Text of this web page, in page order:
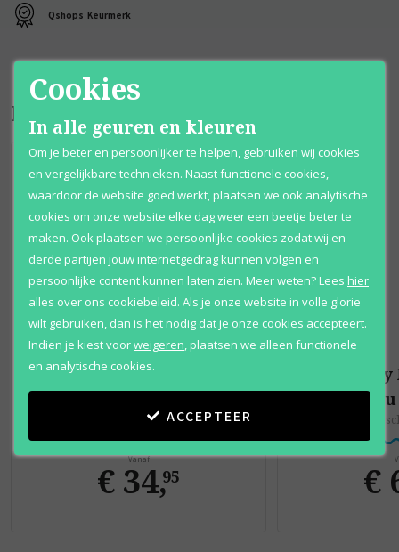
Qshops Keurmerk
Bijpassende producten
Issey Miyake
Eau de toilette
Vanaf
€ 34,95 €
Cookies
In alle geuren en kleuren
Om je beter en persoonlijker te helpen, gebruiken wij cookies
en vergelijkbare technieken. Naast functionele cookies,
waardoor de website goed werkt, plaatsen we ook analytische
cookies om onze website elke dag weer een beetje beter te
maken. Ook plaatsen we persoonlijke cookies zodat wij en
derde partijen jouw internetgedrag kunnen volgen en
persoonlijke content kunnen laten zien. Meer weten?Lees hier
alles over ons cookiebeleid. Als je onze website in volle glorie
wilt gebruiken, dan is het nodig dat je onze cookies accepteert.
Indien je kiest voorweigeren plaatsen we alleen functionele
en analytische cookies.
ACCEPTEER